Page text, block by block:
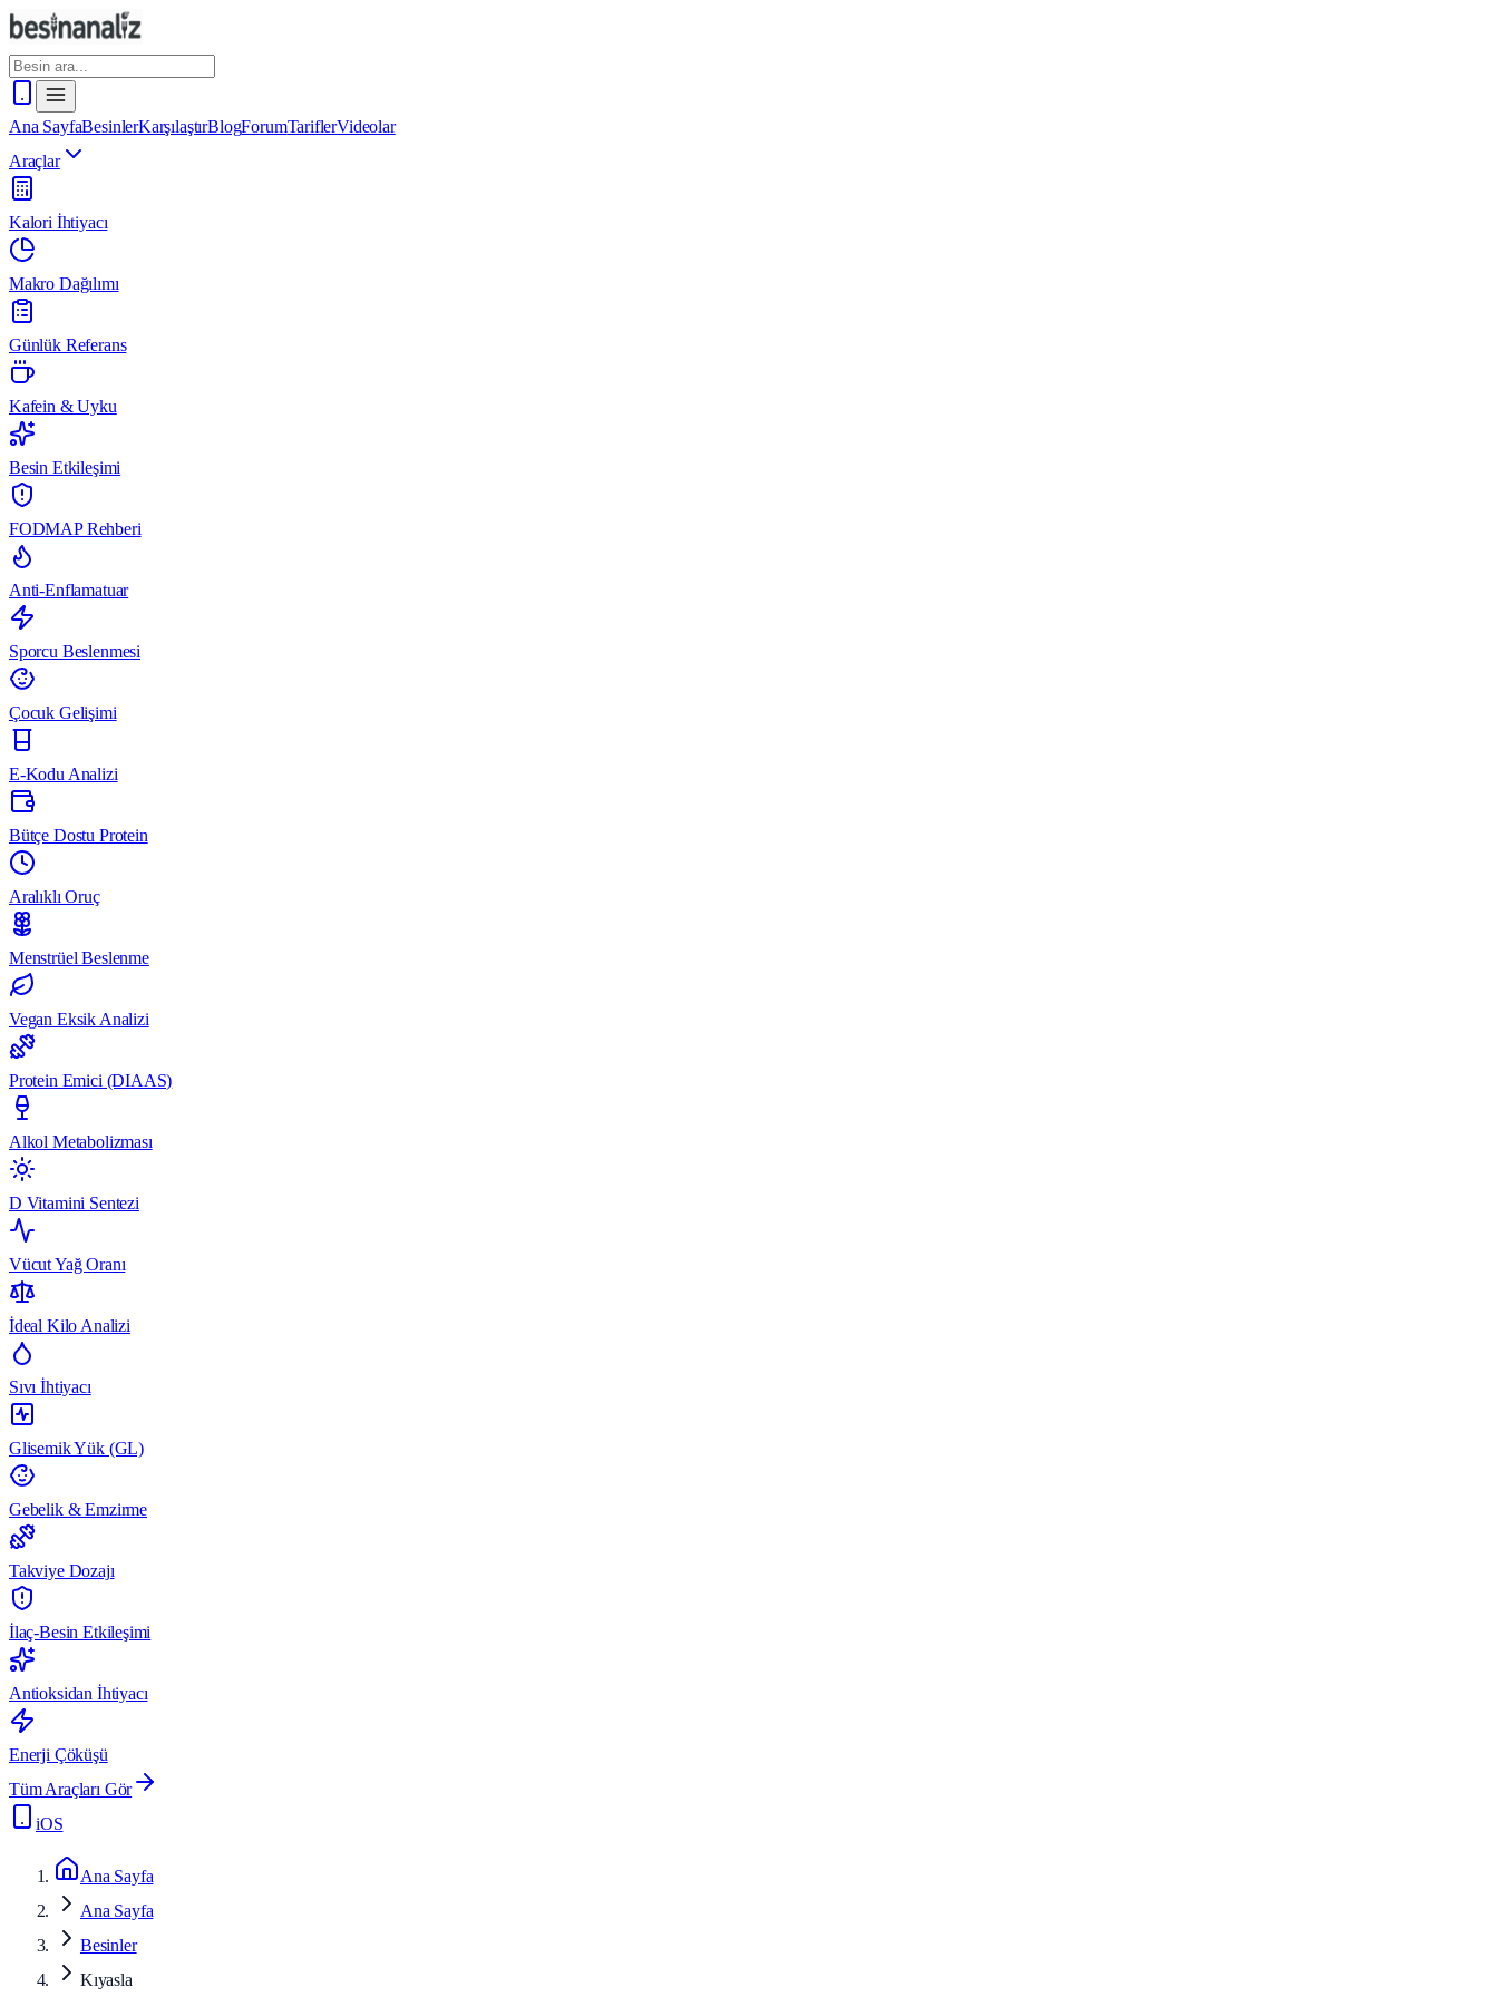
Ana SayfaBesinlerKarşılaştırBlogForumTariflerVideolar
Araçlar
Kalori İhtiyacı
Makro Dağılımı
Günlük Referans
Kafein & Uyku
Besin Etkileşimi
FODMAP Rehberi
Anti-Enflamatuar
Sporcu Beslenmesi
Çocuk Gelişimi
E-Kodu Analizi
Bütçe Dostu Protein
Aralıklı Oruç
Menstrüel Beslenme
Vegan Eksik Analizi
Protein Emici (DIAAS)
Alkol Metabolizması
D Vitamini Sentezi
Vücut Yağ Oranı
İdeal Kilo Analizi
Sıvı İhtiyacı
Glisemik Yük (GL)
Gebelik & Emzirme
Takviye Dozajı
İlaç-Besin Etkileşimi
Antioksidan İhtiyacı
Enerji Çöküşü
Tüm Araçları Gör
iOS
Ana Sayfa
Ana Sayfa
Besinler
Kıyasla